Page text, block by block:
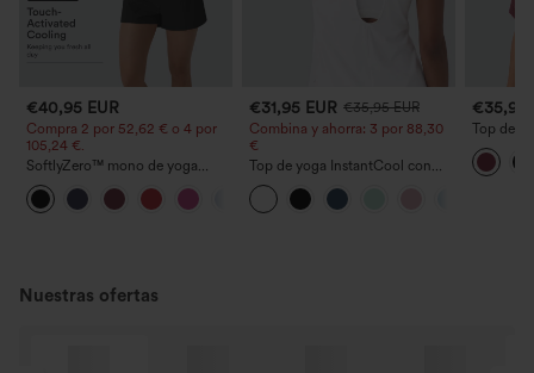
€40,95 EUR
Compra 2 por 52,62 € o 4 por
105,24 €.
SoftlyZero™ mono de yoga
aireado con escote en U, mangas
tipo cap, bolsillo y tacto fresco -
Fácilísimo
€31,95 EUR €35,95 EUR
Combina y ahorra: 3 por 88,30
€
Top de yoga InstantCool con
escote en U y bajo curvado -
UPF50+
€35,95
Top
solo
(más
Nuestras ofertas